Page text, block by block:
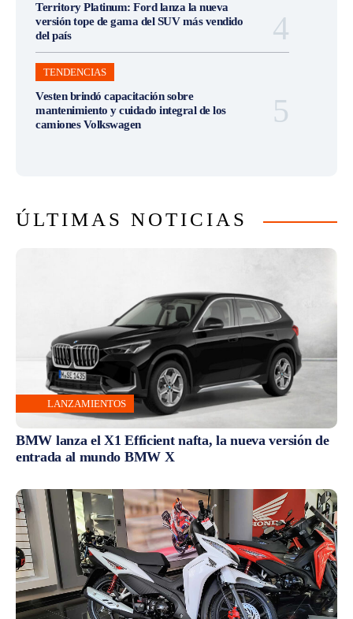
Territory Platinum: Ford lanza la nueva
versión tope de gama del SUV más vendido
del país
TENDENCIAS
Vesten brindó capacitación sobre
mantenimiento y cuidado integral de los
camiones Volkswagen
ÚLTIMAS NOTICIAS
LANZAMIENTOS
BMW lanza el X1 Efficient nafta, la nueva versión de
entrada al mundo BMW X